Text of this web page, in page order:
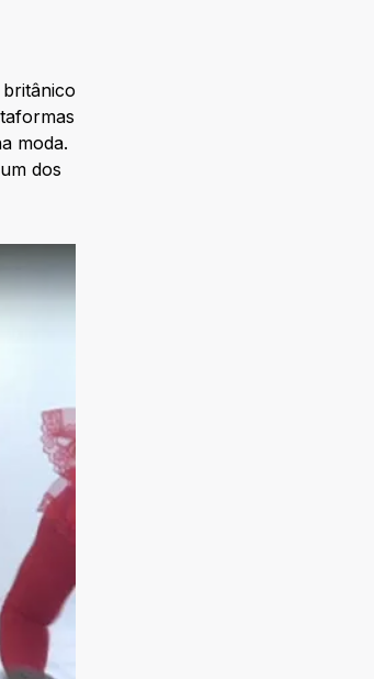
moda.
dos